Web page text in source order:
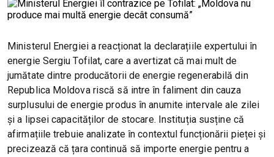
Ministerul Energiei a reacționat la declarațiile expertului în
energie Sergiu Tofilat, care a avertizat că mai mult de
jumătate dintre producătorii de energie regenerabilă din
Republica Moldova riscă să intre în faliment din cauza
surplusului de energie produs în anumite intervale ale zilei
și a lipsei capacităților de stocare. Instituția susține că
afirmațiile trebuie analizate în contextul funcționării pieței și
precizează că țara continuă să importe energie pentru a